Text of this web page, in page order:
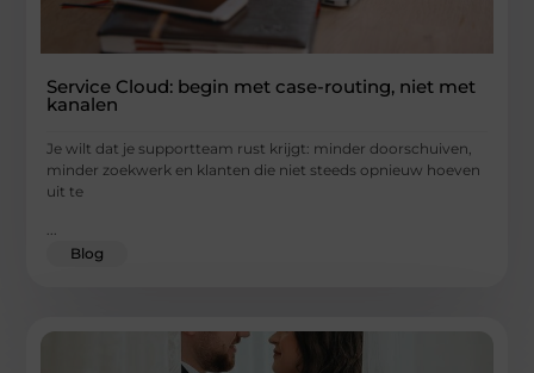
Service Cloud: begin met case-routing, niet met
kanalen
Je wilt dat je supportteam rust krijgt: minder doorschuiven,
minder zoekwerk en klanten die niet steeds opnieuw hoeven
uit te
...
Blog